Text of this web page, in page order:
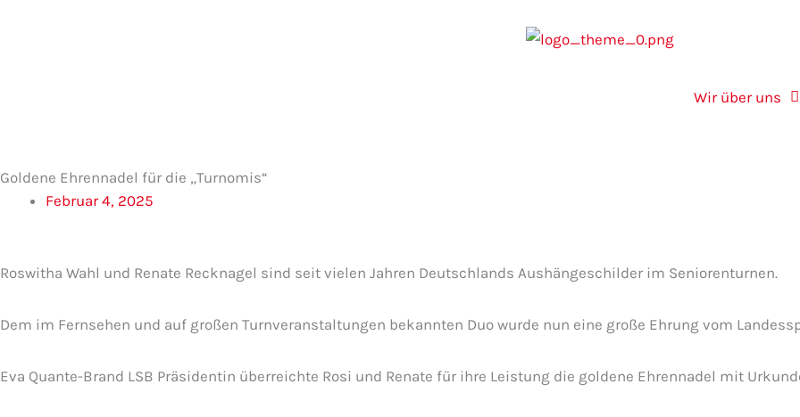
Wir über uns
Goldene Ehrennadel für die „Turnomis“
Februar 4, 2025
Roswitha Wahl und Renate Recknagel sind seit vielen Jahren Deutschlands Aushängeschilder im Seniorenturnen.
Dem im Fernsehen und auf großen Turnveranstaltungen bekannten Duo wurde nun eine große Ehrung vom
Eva Quante-Brand LSB Präsidentin überreichte Rosi und Renate für ihre Leistung die goldene Ehrennadel mit